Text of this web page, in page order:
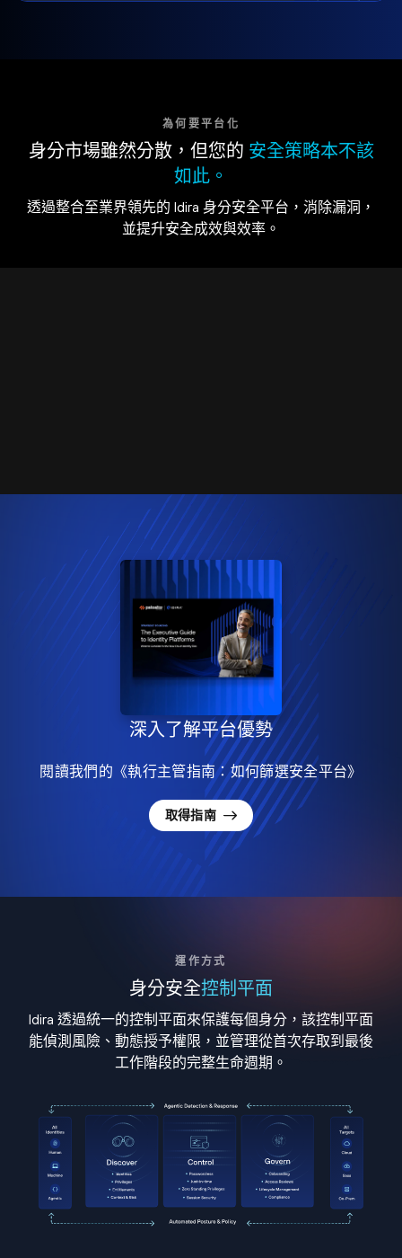
為何要平台化
身分市場雖然分散，但您的 安全策略本不該
如此。
透過整合至業界領先的 Idira 身分安全平台，消除漏洞，
並提升安全成效與效率。
深入了解平台優勢
閱讀我們的《執行主管指南：如何篩選安全平台》
取得指南
運作方式
身分安全控制平面
Idira 透過統一的控制平面來保護每個身分，該控制平面
能偵測風險、動態授予權限，並管理從首次存取到最後
工作階段的完整生命週期。